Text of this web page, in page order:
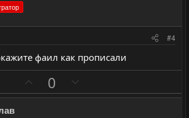
о о
т
в
н
й
т
в
н
й
#4
фаил как прописали
о
0
е